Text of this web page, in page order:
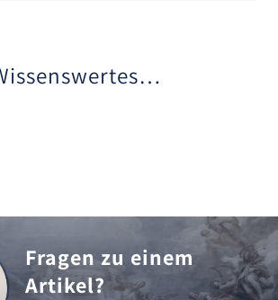
Fragen zu einem
Artikel?